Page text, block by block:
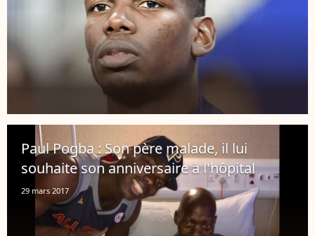
Paul Pogba : Son père malade, il lui
souhaite son anniversaire à l'hôpital
29 mars 2017